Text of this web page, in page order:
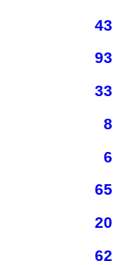
43
93
33
8
6
65
20
62